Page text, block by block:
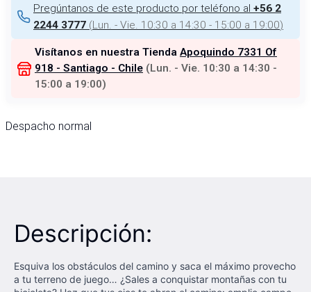
Pregúntanos de este producto por teléfono al +56 2
2244 3777 (Lun. - Vie. 10:30 a 14:30 - 15:00 a 19:00)
Visítanos en nuestra Tienda Apoquindo 7331 Of
918 - Santiago - Chile (Lun. - Vie. 10:30 a 14:30 -
15:00 a 19:00)
Despacho normal
Descripción:
Esquiva los obstáculos del camino y saca el máximo provecho
a tu terreno de juego… ¿Sales a conquistar montañas con tu